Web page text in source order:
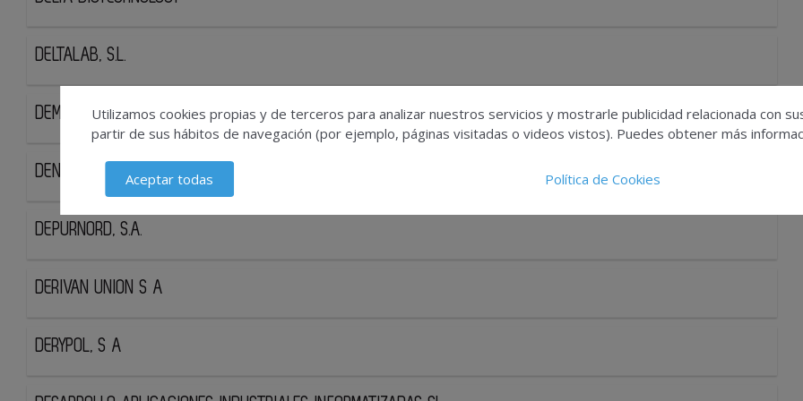
DELTALAB, S.L.
DEMAG CRANES & COMPONENTS
DENNY BROS PRINTING LTD
DEPURNORD, S.A.
DERIVAN UNION S A
DERYPOL, S A
Utilizamos cookies propias y de terceros para analizar nuestros servicios y mostrarle publicidad relacionada con
partir de sus hábitos de navegación (por ejemplo, páginas visitadas o videos vistos). Puedes obtener más
Aceptar todas Política de Cookies